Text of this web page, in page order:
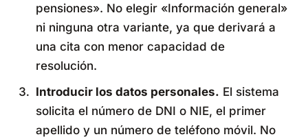
pensiones». No elegir «Información general»
ni ninguna otra variante, ya que derivará a
una cita con menor capacidad de
resolución.
Introducir los datos personales. El sistema
solicita el número de DNI o NIE, el primer
apellido y un número de teléfono móvil. No